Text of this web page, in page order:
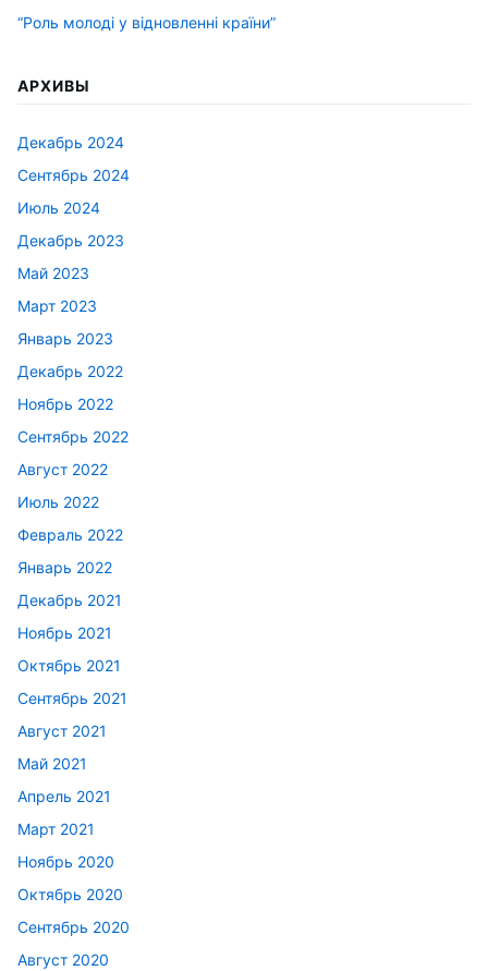
“Роль молоді у відновленні країни”
АРХИВЫ
Декабрь 2024
Сентябрь 2024
Июль 2024
Декабрь 2023
Май 2023
Март 2023
Январь 2023
Декабрь 2022
Ноябрь 2022
Сентябрь 2022
Август 2022
Июль 2022
Февраль 2022
Январь 2022
Декабрь 2021
Ноябрь 2021
Октябрь 2021
Сентябрь 2021
Август 2021
Май 2021
Апрель 2021
Март 2021
Ноябрь 2020
Октябрь 2020
Сентябрь 2020
Август 2020